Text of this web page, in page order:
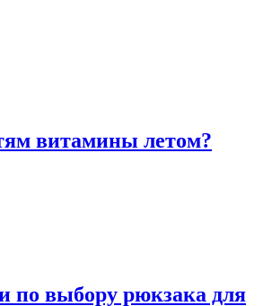
витамины летом?
по выбору рюкзака для